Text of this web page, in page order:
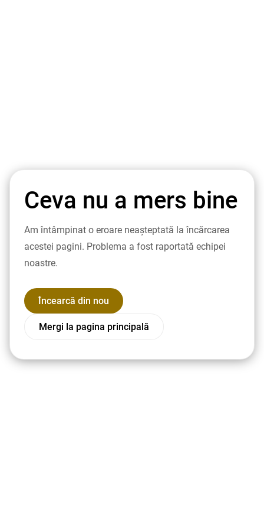
Ceva nu a mers bine
Am întâmpinat o eroare neașteptată la încărcarea
acestei pagini. Problema a fost raportată echipei
noastre.
Încearcă din nou
Mergi la pagina principală